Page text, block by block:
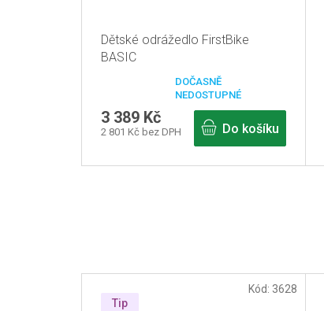
Tip
Kód: 3628
Dětské odrážedlo FirstBike
BASIC
produktu
je
3,0
5
DOČASNĚ
NEDOSTUPNÉ
2 801 Kč bez DPH
3 389 Kč
Do košíku